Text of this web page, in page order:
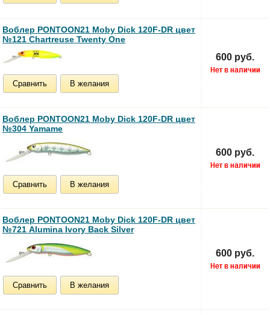
Воблер PONTOON21 Moby Dick 120F-DR цвет
№121 Chartreuse Twenty One
Сравнить В желания
600 руб.
Воблер PONTOON21 Moby Dick 120F-DR цвет
№304 Yamame
Сравнить В желания
600 руб.
Воблер PONTOON21 Moby Dick 120F-DR цвет
№721 Alumina Ivory Back Silver
Сравнить В желания
600 руб.